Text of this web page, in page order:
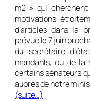
m2 » qui
motivations
d’articles dans la
prévue le 7 juin
du secrétaire
mandants, ou de la
certains sénateurs
auprès de notre
(suite…)